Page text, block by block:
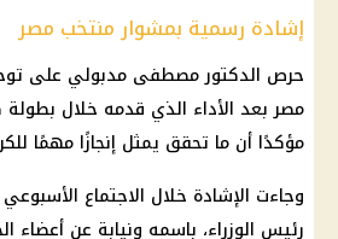
إشادة رسمية بمشوار منتخب مصر
حرص الدكتور مصطفى مدبولي على
مصربعد الأداء الذي قدمه خلال بطولة
مؤكدًا أن ما تحقق يمثل إنجازًا مهمًا
وجاءت الإشادة خلال الاجتماع
رئيس الوزراء، باسمه ونيابة عن أعضاء